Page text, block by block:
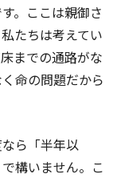
。ここは親御さ
たちは考えてい
までの通路がな
命の問題だから
ら「半年以
構いません。こ